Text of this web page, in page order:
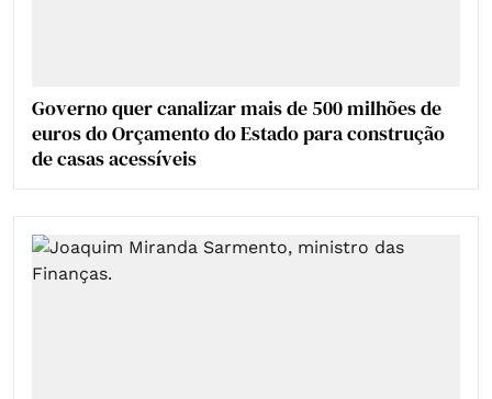
Governo quer canalizar mais de 500 milhões de
euros do Orçamento do Estado para construção
de casas acessíveis